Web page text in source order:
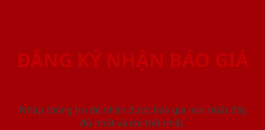
ĐĂNG KÝ NHẬN BÁO GIÁ
Nhập thông tin để nhận được báo giá mới nhât đầy
đủ nhất và chi tiết nhất.